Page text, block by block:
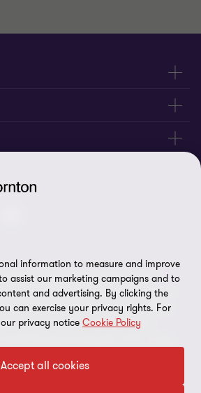
Kanunu
Tüm hakları saklıdır. "Grant
üye firmalarının bağlı bulunduğu ve
ve danışmanlık hizmetleri verdikleri
Grant Thornton Türkiye, Grant
yasal kuruluşlardır. Hizmetler, üye
GTIL herhangi bir müşteriye hizmet
information to measure and improve
assist our marketing campaigns and to
and advertising. By clicking the
can exercise your privacy rights. For
privacy notice Cookie Policy
Accept all cookies